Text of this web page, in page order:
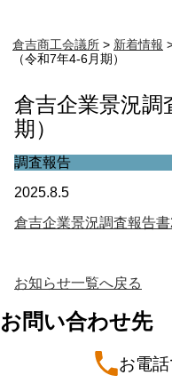
倉吉商工会議所 > 新着情報
（令和7年4-6月期）
倉吉企業景況調
期）
調査報告
2025.8.5
倉吉企業景況調査報告
お知らせ一覧へ戻る
お問い合わせ先
お電